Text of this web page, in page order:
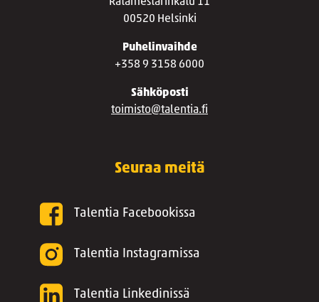
00520 Helsinki
Puhelinvaihde
+358 9 3158 6000
Sähköposti
toimisto@talentia.fi
Seuraa meitä
Talentia Facebookissa
Talentia Instagramissa
Talentia Linkedinissä